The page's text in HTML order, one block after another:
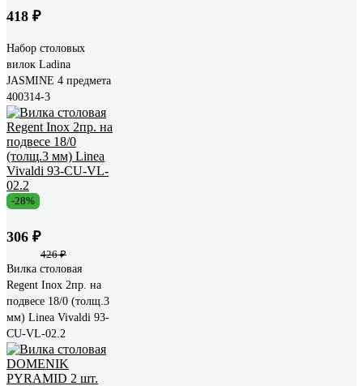
418 ₽
Набор столовых
вилок Ladina
JASMINE 4 предмета
400314-3
-28%
306 ₽
426 ₽
Вилка столовая
Regent Inox 2пр. на
подвесе 18/0 (толщ.3
мм) Linea Vivaldi 93-
CU-VL-02.2